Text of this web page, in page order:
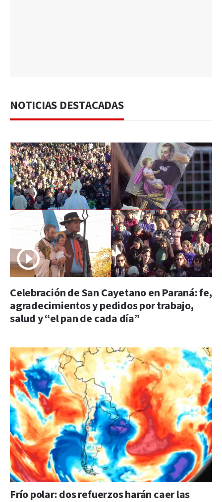
NOTICIAS DESTACADAS
Celebración de San Cayetano en Paraná: fe,
agradecimientos y pedidos por trabajo,
salud y “el pan de cada día”
Frío polar: dos refuerzos harán caer las